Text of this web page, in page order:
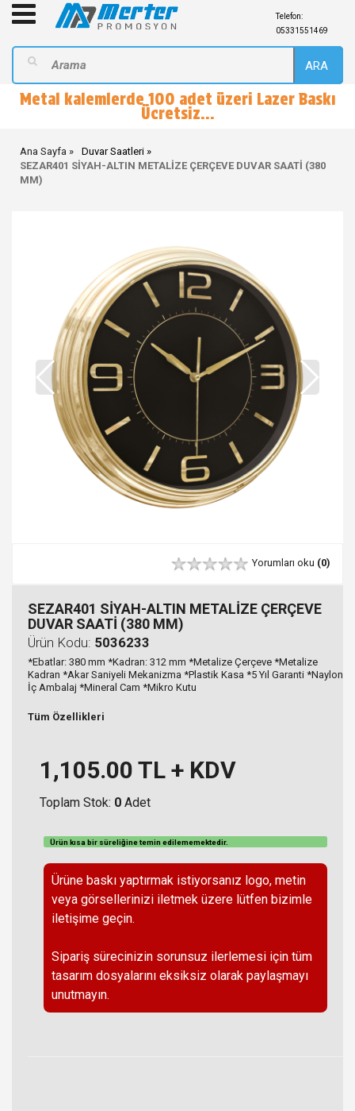
Telefon:
05331551469
ARA
Metal kalemlerde 100 adet üzeri Lazer Baskı
Ücretsiz...
Ana Sayfa
Duvar Saatleri
SEZAR401 SİYAH-ALTIN METALİZE ÇERÇEVE DUVAR SAATİ (380
MM)
Yorumları oku (0)
SEZAR401 SİYAH-ALTIN METALİZE ÇERÇEVE
DUVAR SAATİ (380 MM)
Ürün Kodu: 5036233
*Ebatlar: 380 mm *Kadran: 312 mm *Metalize Çerçeve *Metalize
Kadran *Akar Saniyeli Mekanizma *Plastik Kasa *5 Yıl Garanti *Naylon
İç Ambalaj *Mineral Cam *Mikro Kutu
Tüm Özellikleri
1,105.00 TL + KDV
Toplam Stok: 0 Adet
Ürün kısa bir süreliğine temin edilememektedir.
Ürüne baskı yaptırmak istiyorsanız logo, metin
veya görsellerinizi iletmek üzere lütfen bizimle
iletişime geçin.
Sipariş sürecinizin sorunsuz ilerlemesi için tüm
tasarım dosyalarını eksiksiz olarak paylaşmayı
unutmayın.